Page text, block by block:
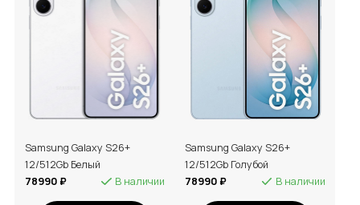
Samsung Galaxy S26+
12/512Gb Белый
78990 ₽
В наличии
Samsung Galaxy S26+
12/512Gb Голубой
78990 ₽
В наличии